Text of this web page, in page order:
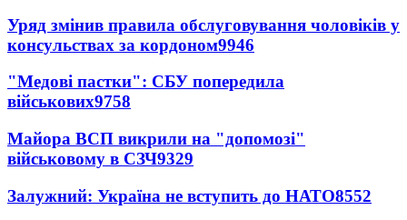
Уряд змінив правила обслуговування чоловіків у
консульствах за кордоном9946
"Медові пастки": СБУ попередила
військових9758
Майора ВСП викрили на "допомозі"
військовому в СЗЧ9329
Залужний: Україна не вступить до НАТО8552